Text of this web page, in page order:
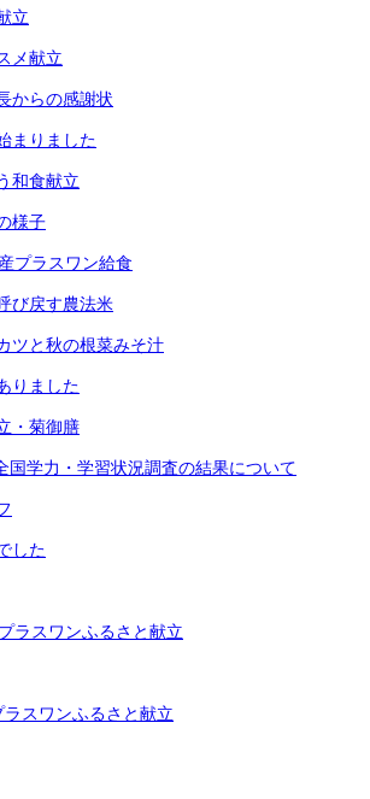
立
メ献立
からの感謝状
まりました
和食献立
様子
プラスワン給食
び戻す農法米
ツと秋の根菜みそ汁
りました
・菊御膳
国学力・学習状況調査の結果について
した
ラスワンふるさと献立
スワンふるさと献立